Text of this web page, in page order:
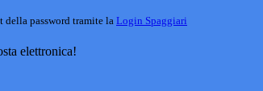
della password tramite la Login Spaggiari
elettronica!